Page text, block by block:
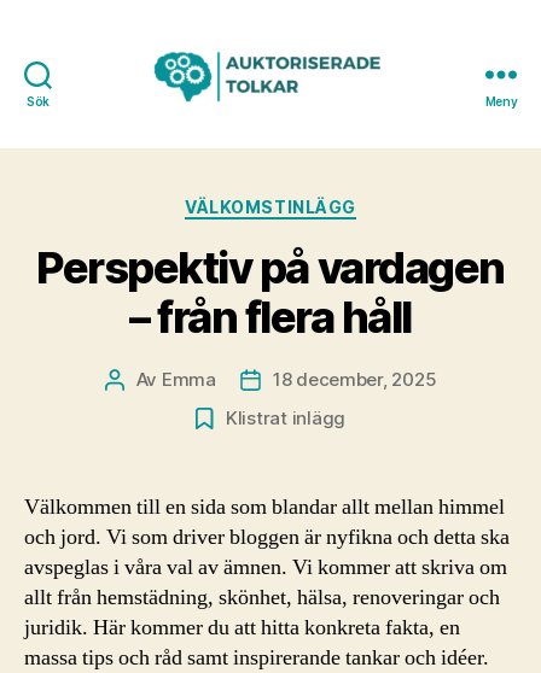
Sök Meny
Kategorier
VÄLKOMSTINLÄGG
Perspektiv på vardagen
– från flera håll
Inläggsförfattare
Av Emma Inläggsdatum
18 december, 2025
Klistrat inlägg
Välkommen till en sida som blandar allt mellan himmel
och jord. Vi som driver bloggen är nyfikna och detta ska
avspeglas i våra val av ämnen. Vi kommer att skriva om
allt från hemstädning, skönhet, hälsa, renoveringar och
juridik. Här kommer du att hitta konkreta fakta, en
massa tips och råd samt inspirerande tankar och idéer.